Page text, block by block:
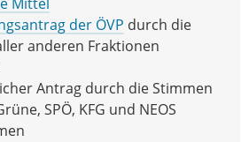
der ÖVP durch die
anderen Fraktionen
Antrag durch die Stimmen
SPÖ, KFG und NEOS